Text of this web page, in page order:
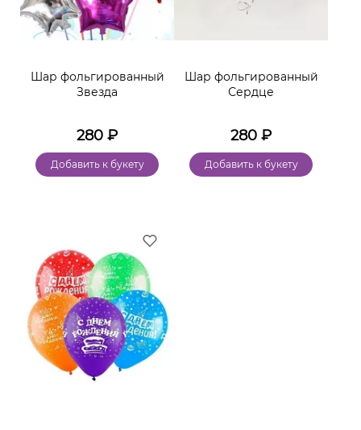
Шар фольгированный
Звезда
280 ₽
Добавить к букету
Шар фольгированный
Сердце
280 ₽
Добавить к букету